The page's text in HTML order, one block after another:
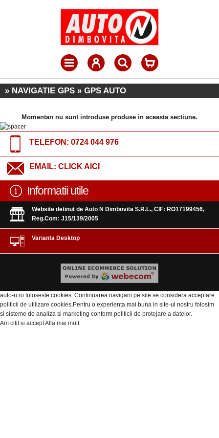
» NAVIGATIE GPS » GPS AUTO
Momentan nu sunt introduse produse in aceasta sectiune.
TELEFON: 0724 044 976
EMAIL: CLICK AICI
Informatii utile
Website detinut de Auto N Dimbovita S.R.L., CIF: RO17199456,
Reg.Com: J15/139/2005
Varianta Desktop
auto-n.ro foloseste cookies. Continuarea navigarii pe site se considera acceptare
politicii de utilizare cookies .Pentru o experienta mai buna in site-ul nostru folosim
si sisteme de analiza si marketing conform politicii de protejare a datelor.
Am citit si acceptAfla mai mult